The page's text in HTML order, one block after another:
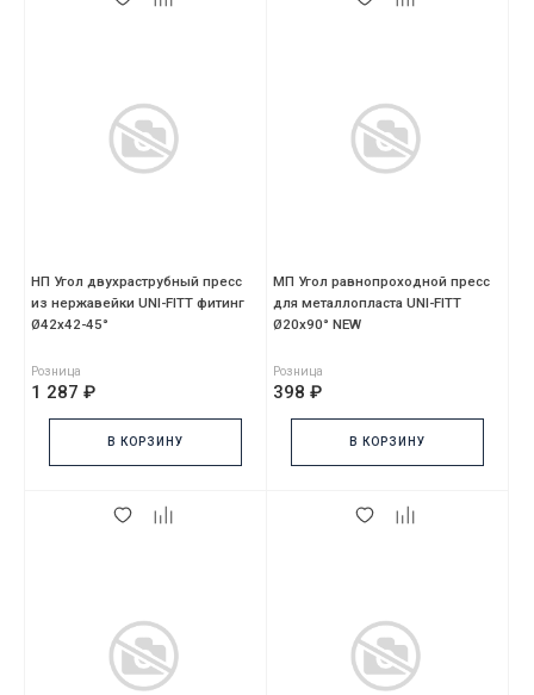
НП Угол двухраструбный пресс
из нержавейки UNI-FITT фитинг
Ø42х42-45°
Розница
1 287 ₽
В КОРЗИНУ
МП Угол равнопроходной пресс
для металлопласта UNI-FITT
Ø20х90° NEW
Розница
398 ₽
В КОРЗИНУ